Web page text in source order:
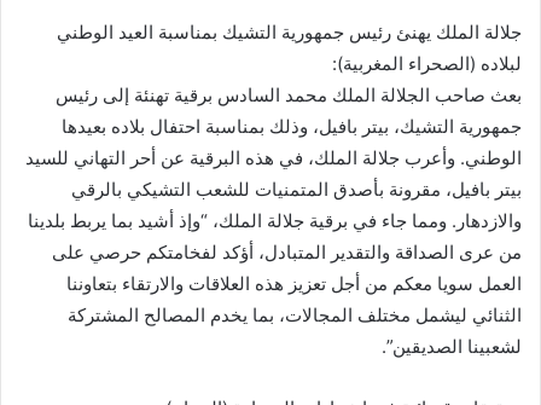
جلالة الملك يهنئ رئيس جمهورية التشيك بمناسبة العيد الوطني
لبلاده (الصحراء المغربية):
بعث صاحب الجلالة الملك محمد السادس برقية تهنئة إلى رئيس
جمهورية التشيك، بيتر بافيل، وذلك بمناسبة احتفال بلاده بعيدها
الوطني. وأعرب جلالة الملك، في هذه البرقية عن أحر التهاني للسيد
بيتر بافيل، مقرونة بأصدق المتمنيات للشعب التشيكي بالرقي
والازدهار. ومما جاء في برقية جلالة الملك، “وإذ أشيد بما يربط بلدينا
من عرى الصداقة والتقدير المتبادل، أؤكد لفخامتكم حرصي على
العمل سويا معكم من أجل تعزيز هذه العلاقات والارتقاء بتعاوننا
الثنائي ليشمل مختلف المجالات، بما يخدم المصالح المشتركة
لشعبينا الصديقين”.